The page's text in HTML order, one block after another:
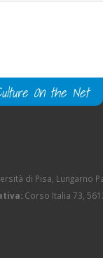
On the Net
di Pisa, Lungarno
Corso Italia 73,